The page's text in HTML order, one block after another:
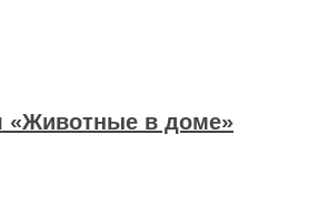
«Животные в доме»